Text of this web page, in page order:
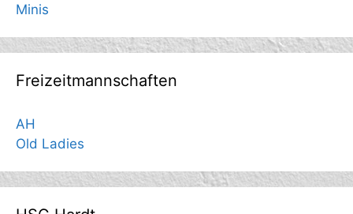
Minis
Freizeitmannschaften
AH
Old Ladies